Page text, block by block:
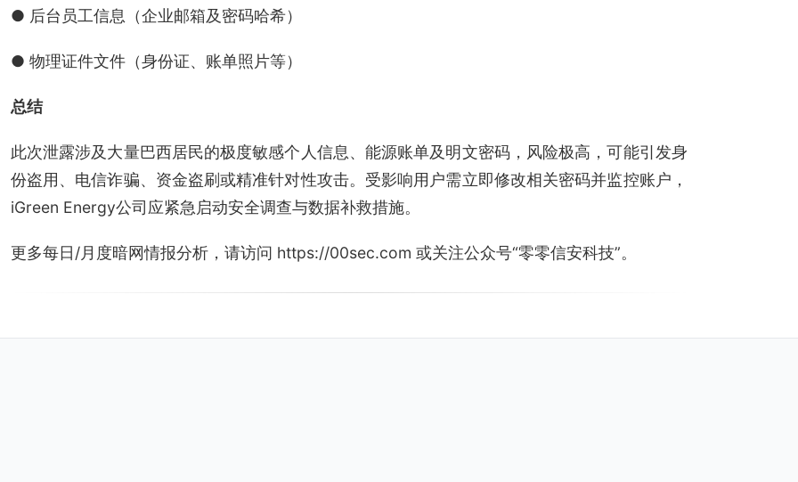
● 后台员工信息（企业邮箱及密码哈希）
● 物理证件文件（身份证、账单照片等）
总结
此次泄露涉及大量巴西居民的极度敏感个人信息、能源账单及明文密码，风险极高，可能引发身
份盗用、电信诈骗、资金盗刷或精准针对性攻击。受影响用户需立即修改相关密码并监控账户，
iGreen Energy公司应紧急启动安全调查与数据补救措施。
更多每日/月度暗网情报分析，请访问 https://00sec.com 或关注公众号“零零信安科技”。